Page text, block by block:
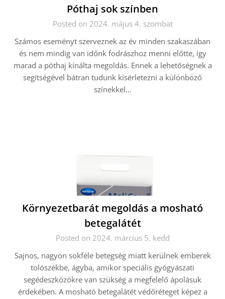
Póthaj sok színben
Posted on 2024. május 4. szombat
Számos eseményt szerveznek az év minden szakaszában
és nem mindig van időnk fodrászhoz menni előtte, így
marad a póthaj kínálta megoldás. Ennek a lehetőségnek a
segítségével bátran tudunk kísérletezni a különböző
színekkel…
Környezetbarát megoldás a mosható
betegalátét
Posted on 2024. március 5. kedd
Sajnos, nagyon sokféle betegség miatt kerülnek emberek
tolószékbe, ágyba, amikor speciális gyógyászati
segédeszközökre van szükség a megfelelő ápolásuk
érdekében. A mosható betegalátét védőréteget képez a